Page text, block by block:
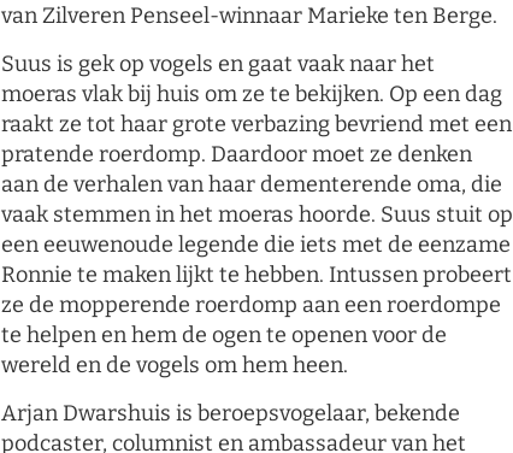
van Zilveren Penseel-winnaar Marieke ten Berge.
Suus is gek op vogels en gaat vaak naar het
moeras vlak bij huis om ze te bekijken. Op een dag
raakt ze tot haar grote verbazing bevriend met een
pratende roerdomp. Daardoor moet ze denken
aan de verhalen van haar dementerende oma, die
vaak stemmen in het moeras hoorde. Suus stuit op
een eeuwenoude legende die iets met de eenzame
Ronnie te maken lijkt te hebben. Intussen probeert
ze de mopperende roerdomp aan een roerdompe
te helpen en hem de ogen te openen voor de
wereld en de vogels om hem heen.
Arjan Dwarshuis is beroepsvogelaar, bekende
podcaster, columnist en ambassadeur van het